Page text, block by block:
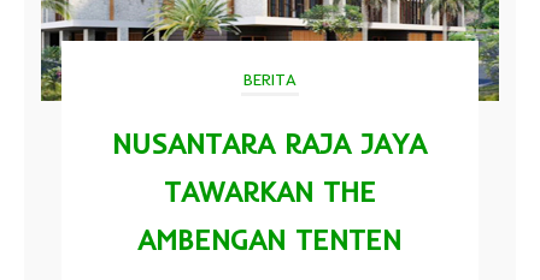
BERITA
NUSANTARA RAJA JAYA
TAWARKAN THE
AMBENGAN TENTEN